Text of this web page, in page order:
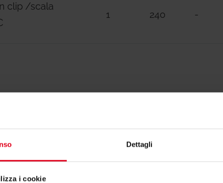
Dettagli
i cookie
clip /scala
1 240 -
per R540?
contatta il consulente tecnico o